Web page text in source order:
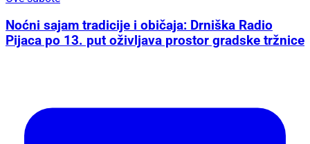
Noćni sajam tradicije i običaja: Drniška Radio
Pijaca po 13. put oživljava prostor gradske tržnice